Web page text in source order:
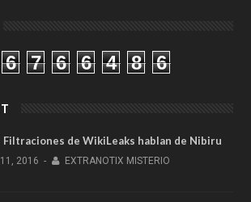
6 7 6 6 4 8 6
Filtraciones de WikiLeaks hablan de Nibiru
11, 2016 - EXTRANOTIX MISTERIO